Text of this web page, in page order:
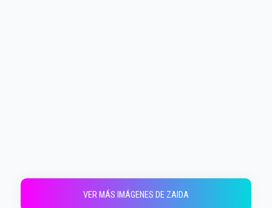
VER MÁS IMÁGENES DE ZAIDA